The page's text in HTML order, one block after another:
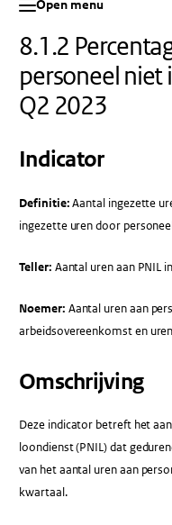
Open menu
8.1.2
personeel niet
Q2 2023
Indicator
Definitie:Aantal ingezette
ingezette uren door
Teller: Aantal uren aan PNIL
Noemer: Aantal uren aan
arbeidsovereenkomst en
Omschrijving
Deze indicator betreft het
loondienst (PNIL) dat
van het aantal uren aan
kwartaal.